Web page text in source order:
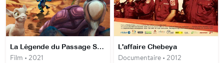
La Légende du Passage Secret
Film • 2021
L'affaire Chebeya
Documentaire • 2012